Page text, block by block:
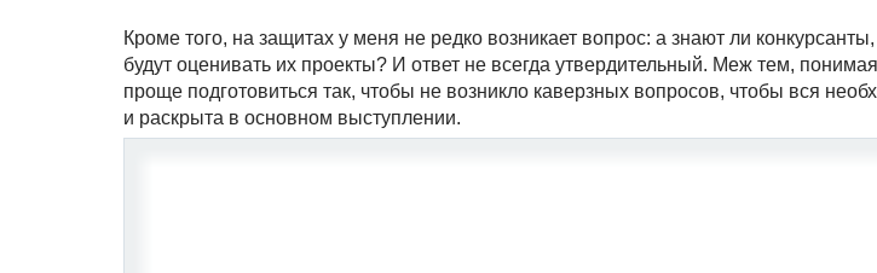
Кроме того, на защитах у меня не редко возникает вопрос: а знают ли
будут оценивать их проекты? И ответ не всегда утвердительный. Меж тем,
проще подготовиться так, чтобы не возникло каверзных вопросов, чтобы вся
и раскрыта в основном выступлении.